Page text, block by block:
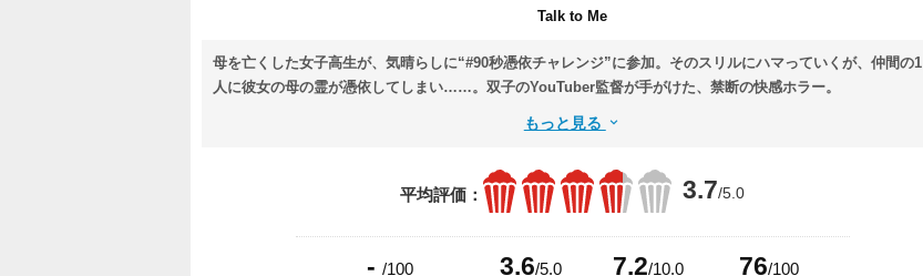
Talk to Me
母を亡くした女子高生が、気晴らしに“#90秒憑依チャレンジ”に参加。そのスリルにハマっていくが、仲間の1
人に彼女の母の霊が憑依してしまい……。双子のYouTuber監督が手がけた、禁断の快感ホラー。
もっと見る
平均評価： 3.7/5.0
-/100 3.6/5.0 7.2/10.0 76/100